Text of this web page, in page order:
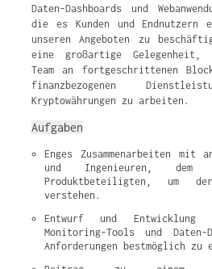
Daten-Dashboards und
die es Kunden und Endnutzern
unseren Angeboten zu
eine großartige Gelegenheit,
Team an fortgeschrittenen
finanzbezogenen
Kryptowährungen zu arbeiten.
Aufgaben
Enges Zusammenarbeiten mit
und Ingenieuren, dem
Produktbeteiligten, um
verstehen.
Entwurf und Entwicklung
Monitoring-Tools und Daten-
Anforderungen bestmöglich